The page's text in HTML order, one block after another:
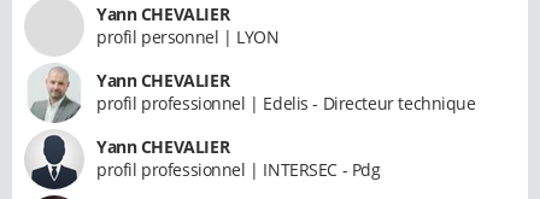
Yann CHEVALIER
profil personnel | LYON
Yann CHEVALIER
profil professionnel | Edelis - Directeur technique
Yann CHEVALIER
profil professionnel | INTERSEC - Pdg